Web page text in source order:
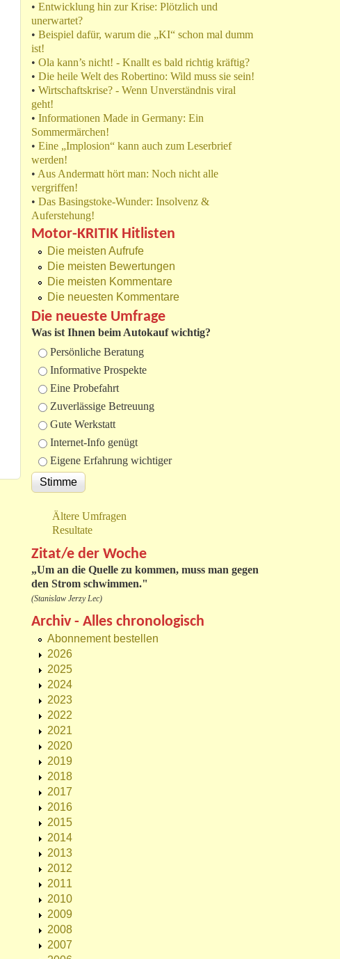
• Entwicklung hin zur Krise: Plötzlich und
unerwartet?
• Beispiel dafür, warum die „KI“ schon mal dumm
ist!
• Ola kann’s nicht! - Knallt es bald richtig kräftig?
• Die heile Welt des Robertino: Wild muss sie sein!
• Wirtschaftskrise? - Wenn Unverständnis viral
geht!
• Informationen Made in Germany: Ein
Sommermärchen!
• Eine „Implosion“ kann auch zum Leserbrief
werden!
• Aus Andermatt hört man: Noch nicht alle
vergriffen!
• Das Basingstoke-Wunder: Insolvenz &
Auferstehung!
Motor-KRITIK Hitlisten
Die meisten Aufrufe
Die meisten Bewertungen
Die meisten Kommentare
Die neuesten Kommentare
Die neueste Umfrage
Was ist Ihnen beim Autokauf wichtig?
Auswahlmöglichkeiten
Persönliche Beratung
Informative Prospekte
Eine Probefahrt
Zuverlässige Betreuung
Gute Werkstatt
Internet-Info genügt
Eigene Erfahrung wichtiger
Ältere Umfragen
Resultate
Zitat/e der Woche
„Um an die Quelle zu kommen, muss man gegen
den Strom schwimmen."
(Stanislaw Jerzy Lec)
Archiv - Alles chronologisch
Abonnement bestellen
2026
2025
2024
2023
2022
2021
2020
2019
2018
2017
2016
2015
2014
2013
2012
2011
2010
2009
2008
2007